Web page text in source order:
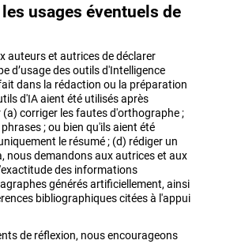
usages éventuels de
auteurs et autrices de déclarer
d’usage des outils d'Intelligence
dans la rédaction ou la préparation
d'IA aient été utilisés après
corriger les fautes d'orthographe ;
; ou bien qu'ils aient été
le résumé ; (d) rédiger un
nous demandons aux autrices et aux
des informations
générés artificiellement, ainsi
bibliographiques citées à l'appui
de réflexion, nous encourageons